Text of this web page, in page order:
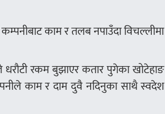
काम र तलब नपाउँदा विचल्लीमा
धरौटी रकम बुझाएर कतार पुगेका खोटेहाङ
काम र दाम दुवै नदिनुका साथै स्वदेश